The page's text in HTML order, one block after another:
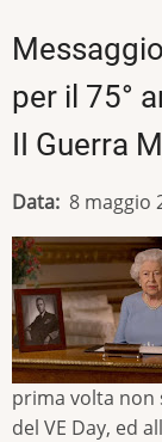
per il 75°
II Guerra
Data 8 maggio
prima volta non
del VE Day, ed